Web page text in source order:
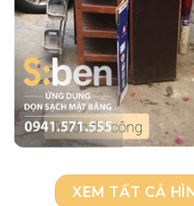
XEM TẤT CẢ